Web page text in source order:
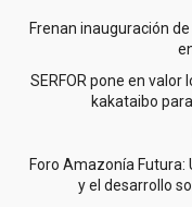
Frenan inauguración
SERFOR pone en
kakataibo
Foro Amazonía
y el desarrollo